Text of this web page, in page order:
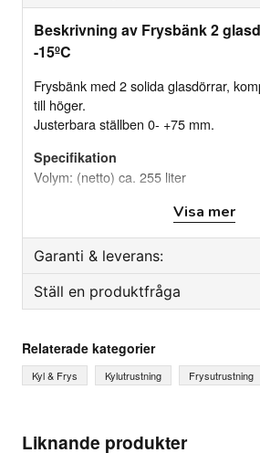
Liknande produkter
Beskrivning av Frysbänk 2
-15ºC
Frysbänk med 2 solida glasdörrar,
till höger.
Justerbara ställben 0- +75 mm.
Specifikation
Volym: (netto) ca. 255 liter
Effekt: (nominell) 877 W
Köldmedium: R290
Hyllor: 2
Ställben: 4st, justerbara (0 - +75 mm)
Vikt och mått:
Yttermått: (B×D×H) 1345x700x931
Rostfritt stål (AISI 304) in- och utvändigt.
Visa mer
Garanti & leverans:
Reservdelsgaranti
Ställ en produktfråga
Fråga oss något om denna
Ditt namn
Relaterade kategorier
Kyl & Frys Kylutrustning Frysutrustning